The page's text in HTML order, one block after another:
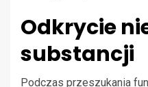
Odkrycie
substancji
Podczas przeszukania